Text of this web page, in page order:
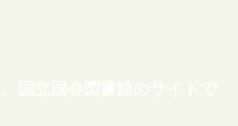
国立国会図書館のサイトで